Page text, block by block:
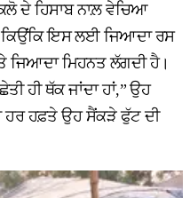
ਦੇ ਹਿਸਾਬ ਨਾਲ਼ ਵੇਚਿਆ
ਕਿਉਂਕਿ ਇਸ ਲਈ ਜਿਆਦਾ ਰਸ
ਮਿਹਨਤ ਲੱਗਦੀ ਹੈ।
ਹੀ ਥੱਕ ਜਾਂਦਾ ਹਾਂ,” ਉਹ
ਹਰ ਹਫ਼ਤੇ ਉਹ ਸੈਂਕੜੇ ਫੁੱਟ ਦੀ